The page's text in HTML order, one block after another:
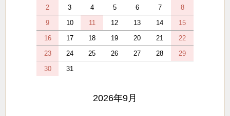
2
3 4 5 6 7
8
9
10 11 12 13 14
15
16
17 18 19 20 21
22
23
24 25 26 27 28
29
30
31
2026年9月